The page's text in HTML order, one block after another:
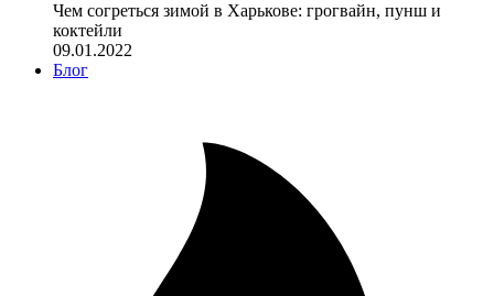
Чем согреться зимой в Харькове: грогвайн, пунш и
коктейли
09.01.2022
Блог